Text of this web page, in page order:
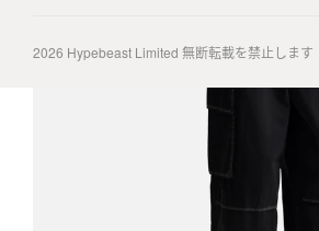
2026 Hypebeast Limited 無断転載を禁止します